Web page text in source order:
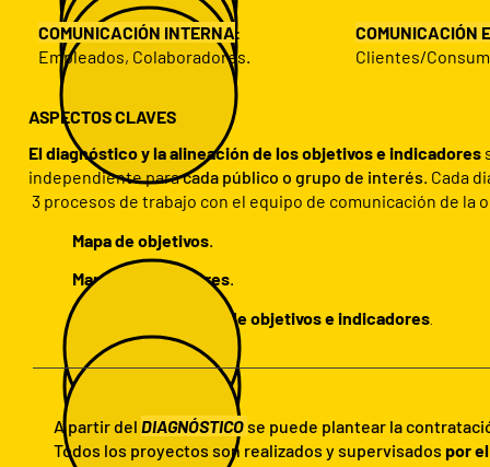
COMUNICACIÓN INTERNA:
Empleados, Colaboradores.
COMUNICACIÓN
Clientes/
ASPECTOS CLAVES
Eldiagnóstico y la alineación de los objetivos e indicadores
independiente paracada público o grupo de interés. Cada
3 procesos de trabajo con el equipo de comunicación de la
Mapa de objetivos.
Mapa de indicadores.
Matriz de alineación de objetivos e indicadores.​
A partir del DIAGNÓSTICOse puede plantear la
Todos los proyectos son realizados y supervisados por